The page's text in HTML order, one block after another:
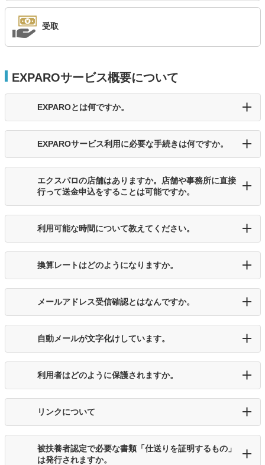
受取
EXPAROサービス概要について
EXPAROとは何ですか。
EXPAROサービス利用に必要な手続きは何ですか。
エクスパロの店舗はありますか。店舗や事務所に直接
行って送金申込をすることは可能ですか。
利用可能な時間について教えてください。
換算レートはどのようになりますか。
メールアドレス受信確認とはなんですか。
自動メールが文字化けしています。
利用者はどのように保護されますか。
リンクについて
被扶養者認定で必要な書類「仕送りを証明するもの」
は発行されますか。